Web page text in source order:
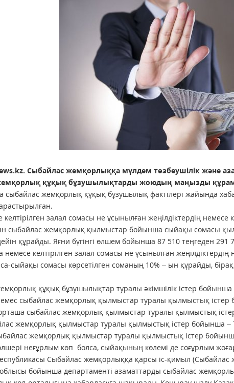
Сыбайлас жемқорлыққа мүлдем төзбеушілік және
құқық бұзушылықтарды жоюдың маңызды
сыбайлас жемқорлық құқық бұзушылық фактілері жайында
залал сомасы не ұсынылған жеңілдіктердің
сыбайлас жемқорлық қылмыстар бойынша сыйақы сомасы
құрайды. Яғни бүгінгі өлшем бойынша 87 510 теңгеден 291
немесе келтірілген залал сомасы не ұсынылған
сыйақы сомасы көрсетілген соманың 10% – ын құрайды,
құқық бұзушылықтар туралы әкімшілік істер бойынша
сыбайлас жемқорлық қылмыстар туралы қылмыстық істер
сыбайлас жемқорлық қылмыстар туралы қылмыстық
жемқорлық қылмыстар туралы қылмыстық істер бойынша –
жемқорлық қылмыстар туралы қылмыстық істер
неғұрлым көп болса, сыйақының көлемі де соғұрлым
Сыбайлас жемқорлыққа қарсы іс-қимыл (Сыбайлас
бойынша департаменті азаматтарды сыбайлас